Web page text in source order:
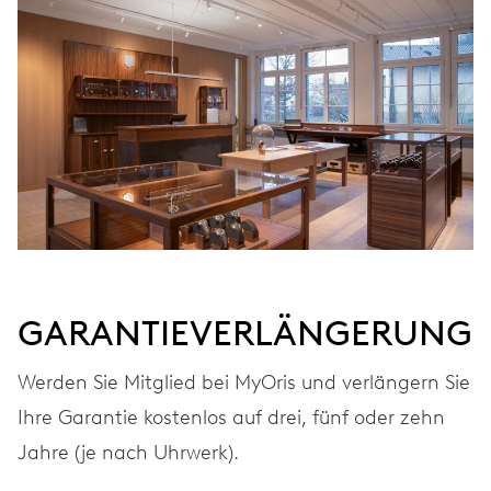
KALIBER
ABMESSUNGEN
Ø 25.60 mm, 11 1/2’’’
AUFZUG
FREQUENZ
28.800 A/h, 4 Hz
GARANTIEVERLÄNGERUNG
Werden Sie Mitglied bei MyOris und verlängern Sie
Ihre Garantie kostenlos auf drei, fünf oder zehn
Jahre (je nach Uhrwerk).